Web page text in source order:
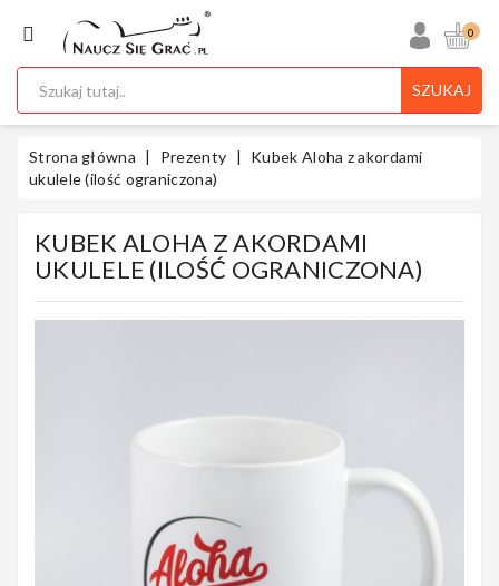
KATEGORIA
Ukulele
Gitary
0
SZUKAJ
Strona główna Prezenty
Kubek Aloha z akordami
ukulele (ilość ograniczona)
KUBEK ALOHA Z AKORDAMI
UKULELE (ILOŚĆ OGRANICZONA)